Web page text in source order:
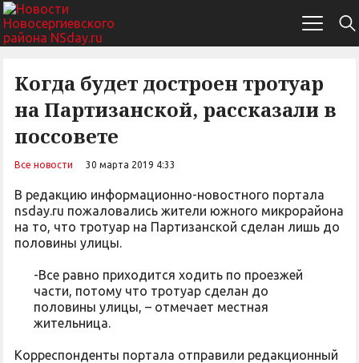
Когда будет достроен тротуар
на Партизанской, рассказали в
поссовете
Все новости 30 марта 2019 4:33
В редакцию информационно-новостного портала
nsday.ru пожаловались жители южного микрорайона
на то, что тротуар на Партизанской сделан лишь до
половины улицы.
-Все равно приходится ходить по проезжей
части, потому что тротуар сделан до
половины улицы, – отмечает местная
жительница.
Корреспонденты портала отправили редакционный